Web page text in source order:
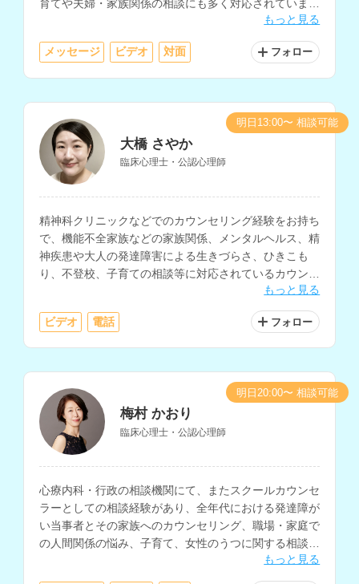
育てや夫婦・家族関係の相談にも多く対応されていま
もっと見る
メッセージ ビデオ 対面 フォロー
大橋 さやか
臨床心理士・公認心理師
精神科クリニックなどでのカウンセリング経験をお持ち
で、機能不全家族などの家族関係、メンタルヘルス、精
神疾患や大人の発達障害による生きづらさ、ひきこも
り、不登校、子育ての相談等に対応されているカウンセ
もっと見る
ビデオ 電話 フォロー
明日13:00〜 相談可能
梅村 かおり
臨床心理士・公認心理師
心療内科・行政の相談機関にて、またスクールカウンセ
ラーとしての相談経験があり、全年代における発達障が
い当事者とその家族へのカウンセリング、職場・家庭で
の人間関係の悩み、子育て、女性のうつに関する相談を
もっと見る
明日20:00〜 相談可能